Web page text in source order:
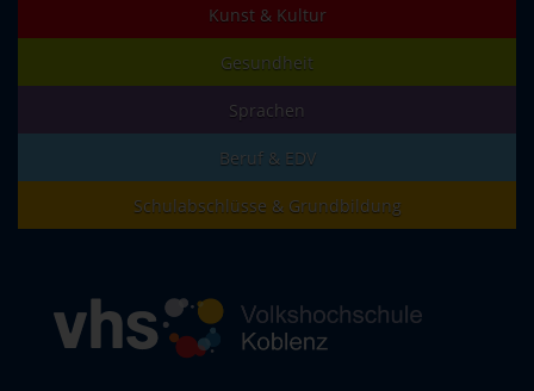
Kunst & Kultur
Gesundheit
Sprachen
Beruf & EDV
Schulabschlüsse & Grundbildung